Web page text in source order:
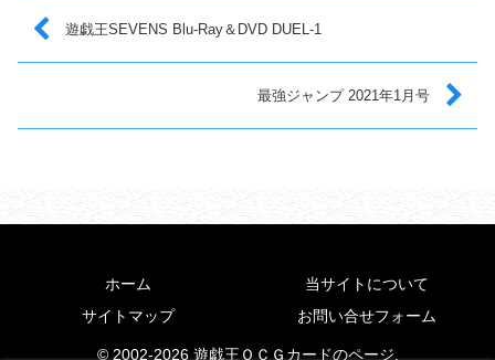
遊戯王SEVENS Blu-Ray＆DVD DUEL-1
最強ジャンプ 2021年1月号
ホーム
当サイトについて
サイトマップ
お問い合せフォーム
© 2002-2026 遊戯王ＯＣＧカードのページ.